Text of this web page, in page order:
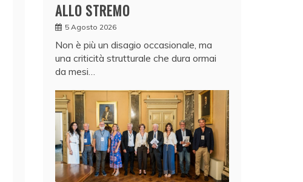
ALLO STREMO
5 Agosto 2026
Non è più un disagio occasionale, ma
una criticità strutturale che dura ormai
da mesi…